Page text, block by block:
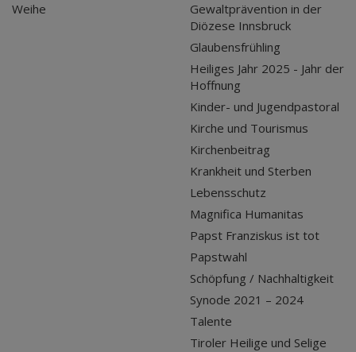
Weihe
Gewaltprävention in der
Diözese Innsbruck
Glaubensfrühling
Heiliges Jahr 2025 - Jahr der
Hoffnung
Kinder- und Jugendpastoral
Kirche und Tourismus
Kirchenbeitrag
Krankheit und Sterben
Lebensschutz
Magnifica Humanitas
Papst Franziskus ist tot
Papstwahl
Schöpfung / Nachhaltigkeit
Synode 2021 – 2024
Talente
Tiroler Heilige und Selige